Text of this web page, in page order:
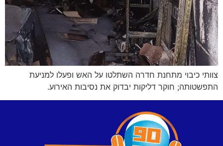
צוותי כיבוי מתחנת חדרה השתלטו על האש ופעלו למניעת
התפשטותה; חוקר דליקות יבדוק את נסיבות האירוע.